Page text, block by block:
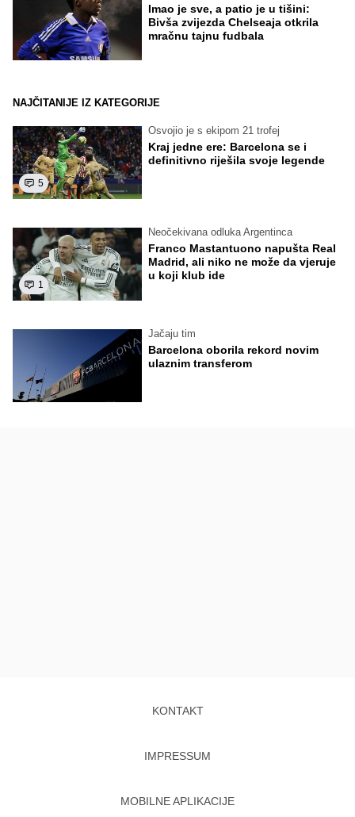
Imao je sve, a patio je u tišini:
Bivša zvijezda Chelseaja otkrila
mračnu tajnu fudbala
NAJČITANIJE IZ KATEGORIJE
5
Osvojio je s ekipom 21 trofej
Kraj jedne ere: Barcelona se i
definitivno riješila svoje legende
1
Neočekivana odluka Argentinca
Franco Mastantuono napušta Real
Madrid, ali niko ne može da vjeruje
u koji klub ide
Jačaju tim
Barcelona oborila rekord novim
ulaznim transferom
KONTAKT
IMPRESSUM
MOBILNE APLIKACIJE